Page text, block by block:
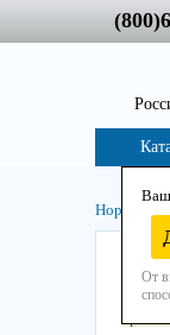
Ваш
От
Нордком
Зап.